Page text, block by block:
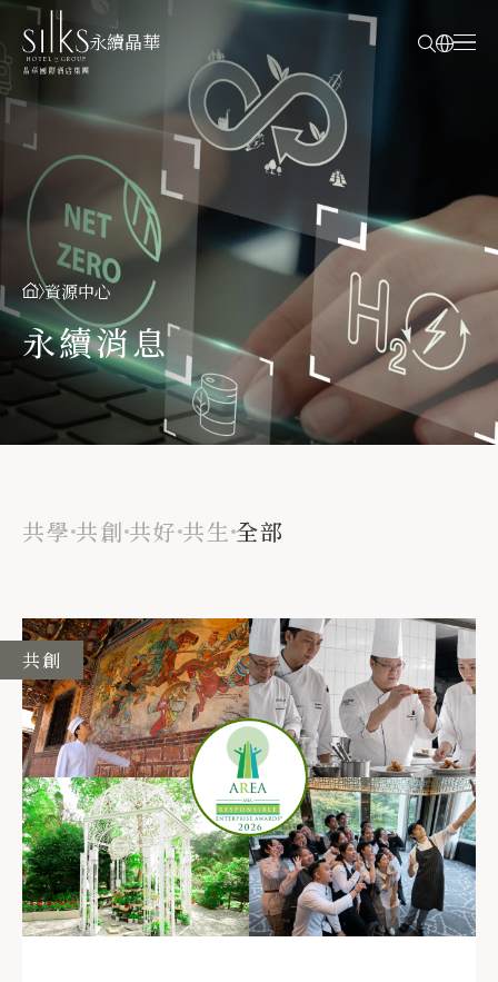
永續晶華
資源中心
永續消息
共學 共創 共好 共生 全部
共創